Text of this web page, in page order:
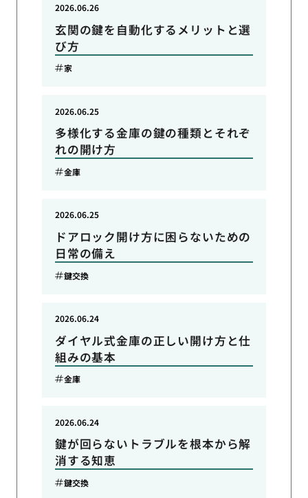
玄関の鍵を自動化するメリットと選
び方
2026.06.26
家
多様化する金庫の鍵の種類とそれぞ
れの開け方
2026.06.25
金庫
ドアロック開け方に困らないための
日常の備え
2026.06.25
鍵交換
ダイヤル式金庫の正しい開け方と仕
組みの基本
2026.06.24
金庫
鍵が回らないトラブルを根本から解
消する知恵
2026.06.24
鍵交換